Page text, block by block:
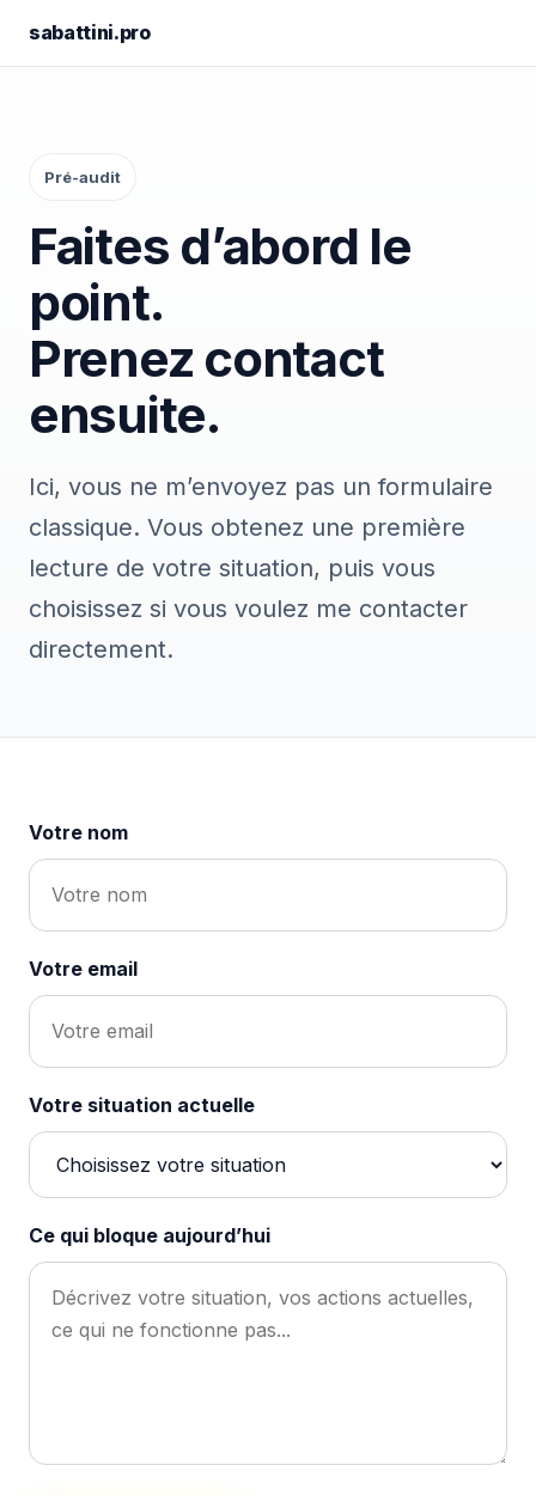
sabattini.pro
Pré-audit
Faites d’abord le
point.
Prenez contact
ensuite.
Ici, vous ne m’envoyez pas un formulaire
classique. Vous obtenez une première
lecture de votre situation, puis vous
choisissez si vous voulez me contacter
directement.
Votre nom
Votre email
Votre situation actuelle
Ce qui bloque aujourd’hui